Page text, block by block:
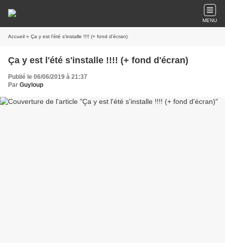
MENU
Accueil » Ça y est l'été s'installe !!!! (+ fond d'écran)
Ça y est l'été s'installe !!!! (+ fond d'écran)
Publié le 06/06/2019 à 21:37
Par Guyloup